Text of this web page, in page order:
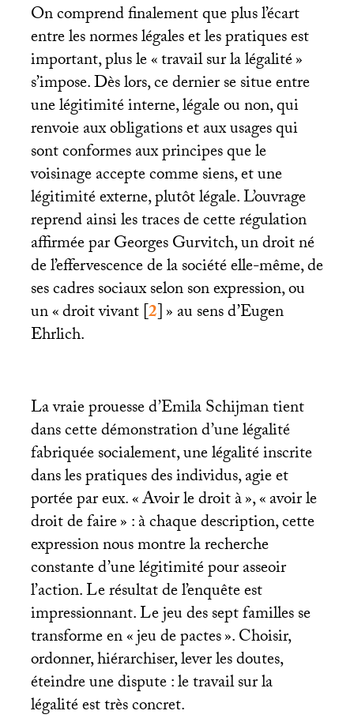
On comprend finalement que plus l’écart
entre les normes légales et les pratiques est
important, plus le «travail sur la légalité»
s’impose. Dès lors, ce dernier se situe entre
une légitimité interne, légale ou non, qui
renvoie aux obligations et aux usages qui
sont conformes aux principes que le
voisinage accepte comme siens, et une
légitimité externe, plutôt légale. L’ouvrage
reprend ainsi les traces de cette régulation
affirmée par Georges Gurvitch, un droit né
de l’effervescence de la société elle-même, de
ses cadres sociaux selon son expression, ou
un «droit vivant[2]» au sens d’Eugen
Ehrlich.
La vraie prouesse d’Emila Schijman tient
dans cette démonstration d’une légalité
fabriquée socialement, une légalité inscrite
dans les pratiques des individus, agie et
portée par eux. «Avoir le droit à», «avoir le
droit de faire» : à chaque description, cette
expression nous montre la recherche
constante d’une légitimité pour asseoir
l’action. Le résultat de l’enquête est
impressionnant. Le jeu des sept familles se
transforme en «jeu de pactes». Choisir,
ordonner, hiérarchiser, lever les doutes,
éteindre une dispute : le travail sur la
légalité est très concret.